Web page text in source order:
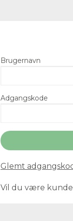
Brugernavn
Adgangskode
Glemt
Vil du være kunde